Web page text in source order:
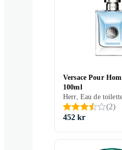
Versace Pour
100ml
(2)
452 kr